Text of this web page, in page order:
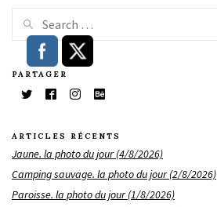
PARTAGER
ARTICLES RÉCENTS
Jaune. la photo du jour (4/8/2026)
Camping sauvage. la photo du jour (2/8/2026)
Paroisse. la photo du jour (1/8/2026)